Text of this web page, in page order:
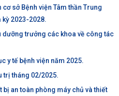
sở Bệnh viện Tâm thần Trung
kỳ 2023-2028.
dưỡng trưởng các khoa về công tác
y tế bệnh viện năm 2025.
trị tháng 02/2025.
bị an toàn phòng máy chủ và thiết